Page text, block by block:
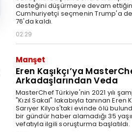
desteğini düşürmeye devam
Cumhuriyetçi seçmenin Trump'a
76'da kaldı.
02:29
Manşet
Eren Kaşıkçı’ya
Arkadaşlarından Veda
MasterChef Türkiye'nin 2021 yılı
"Kızıl Sakal" lakabıyla tanınan Eren
Sarıyer Kilyos'taki evinde ölü
bir gündür haber alamadığı 35
vefatıyla ilgili soruşturma başlatıldı.